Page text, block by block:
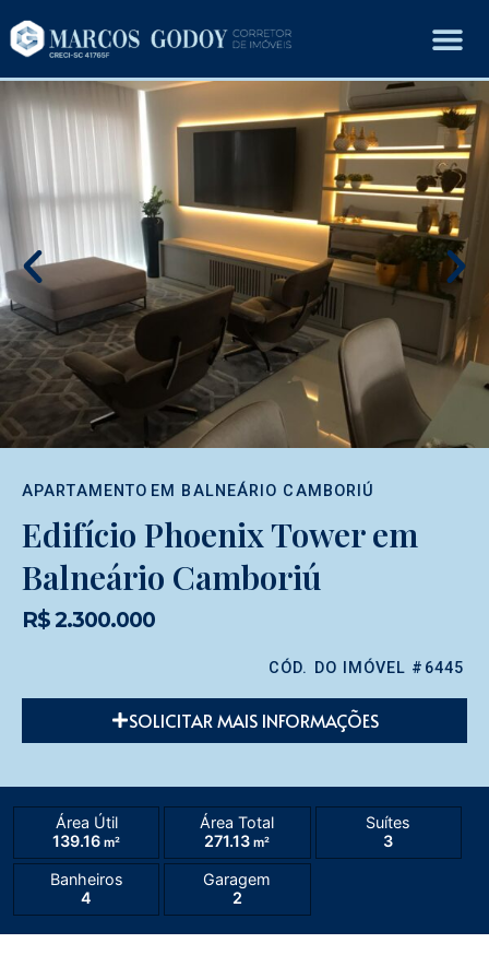
APARTAMENTO EM BALNEÁRIO CAMBORIÚ
Edifício Phoenix Tower em
Balneário Camboriú
R$ 2.300.000
CÓD. DO IMÓVEL #6445
SOLICITAR MAIS INFORMAÇÕES
Área Útil
139.16 m²
Área Total
271.13 m²
Suítes
3
Banheiros
4
Garagem
2